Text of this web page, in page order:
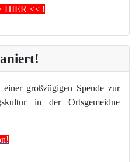
HIER << !
großzügigen Spende zur
in der Ortsgemeidne